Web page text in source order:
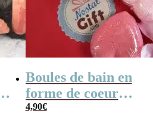
Boules de bain en
forme de coeur
x10
4,90€